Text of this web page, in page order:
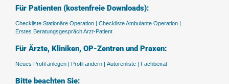
Für Patienten (kostenfreie Downloads):
Checkliste Stationäre Operation |
Checkliste Ambulante Operation |
Erstes Beratungsgespräch Arzt-Patient
Für Ärzte, Kliniken, OP-Zentren und Praxen:
Neues Profil anlegen | Profil ändern | Autorenliste | Fachbeirat
Bitte beachten Sie: